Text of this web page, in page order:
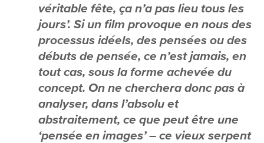
véritable fête, ça n’a pas lieu tous les
jours’. Si un film provoque en nous des
processus idéels, des pensées ou des
débuts de pensée, ce n’est jamais, en
tout cas, sous la forme achevée du
concept. On ne cherchera donc pas à
analyser, dans l’absolu et
abstraitement, ce que peut être une
‘pensée en images’ – ce vieux serpent